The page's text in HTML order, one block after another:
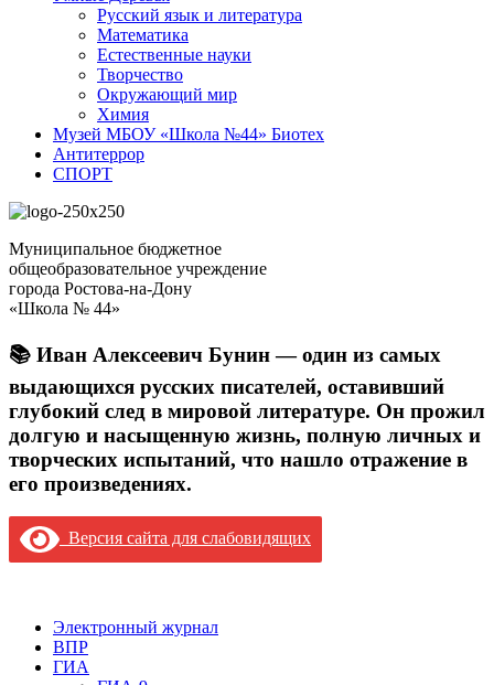
Русский язык и литература
Математика
Естественные науки
Творчество
Окружающий мир
Химия
Музей МБОУ «Школа №44» Биотех
Антитеррор
СПОРТ
Муниципальное бюджетное
общеобразовательное учреждение
города Ростова-на-Дону
«Школа № 44»
📚 Иван Алексеевич Бунин — один из самых
выдающихся русских писателей, оставивший
глубокий след в мировой литературе. Он прожил
долгую и насыщенную жизнь, полную личных и
творческих испытаний, что нашло отражение в
его произведениях.
Версия сайта для слабовидящих
Электронный журнал
ВПР
ГИА